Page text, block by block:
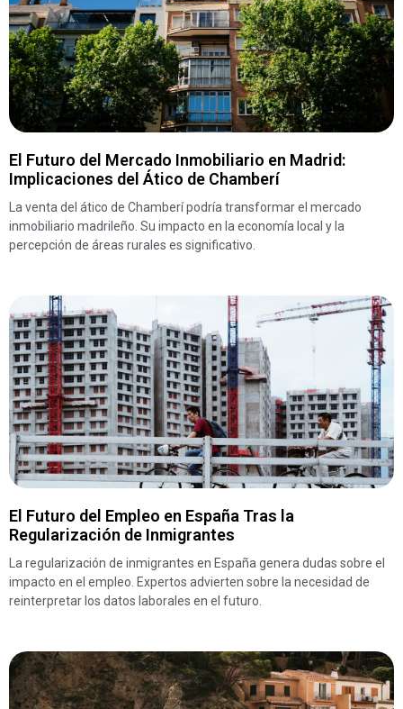
El Futuro del Mercado Inmobiliario en Madrid:
Implicaciones del Ático de Chamberí
La venta del ático de Chamberí podría transformar el mercado
inmobiliario madrileño. Su impacto en la economía local y la
percepción de áreas rurales es significativo.
El Futuro del Empleo en España Tras la
Regularización de Inmigrantes
La regularización de inmigrantes en España genera dudas sobre el
impacto en el empleo. Expertos advierten sobre la necesidad de
reinterpretar los datos laborales en el futuro.